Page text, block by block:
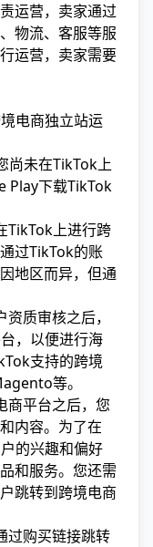
运营，卖家通过
物流、客服等服
运营，卖家需要
电商独立站运
尚未在TikTok上
Play下载TikTok
TikTok上进行跨
过TikTok的账
地区而异，但通
质审核之后，
，以便进行海
支持的跨境
等。
商平台之后，您
内容。为了在
的兴趣和偏好
和服务。您还需
跳转到跨境电商
过购买链接跳转